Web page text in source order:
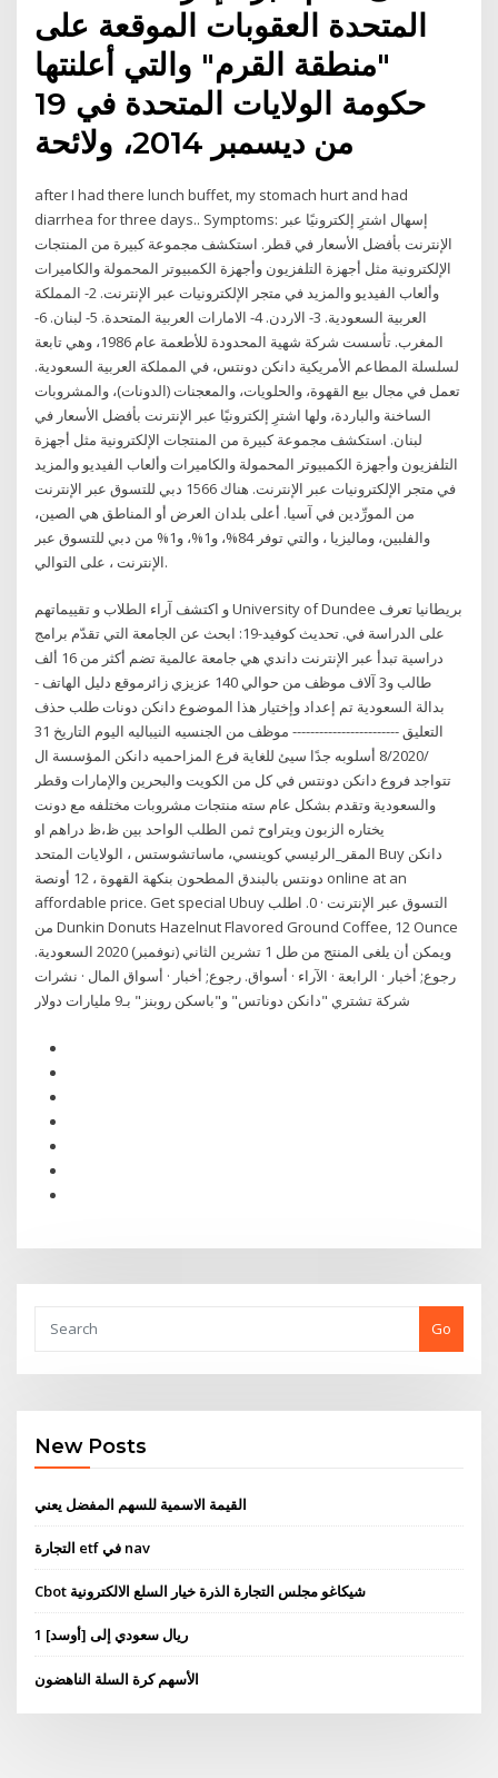
المتحدة العقوبات الموقعة على
"منطقة القرم" والتي أعلنتها
حكومة الولايات المتحدة في 19
من ديسمبر 2014، ولائحة
after I had there lunch buffet, my stomach hurt and had
diarrhea for three days.. Symptoms: إسهال اشترِ إلكترونيًا عبر
الإنترنت بأفضل الأسعار في قطر. استكشف مجموعة كبيرة من المنتجات
الإلكترونية مثل أجهزة التلفزيون وأجهزة الكمبيوتر المحمولة والكاميرات
وألعاب الفيديو والمزيد في متجر الإلكترونيات عبر الإنترنت. 2- المملكة
العربية السعودية. 3- الاردن. 4- الامارات العربية المتحدة. 5- لبنان. 6-
المغرب. تأسست شركة شهية المحدودة للأطعمة عام 1986، وهي تابعة
لسلسلة المطاعم الأمريكية دانكن دونتس، في المملكة العربية السعودية.
تعمل في مجال بيع القهوة، والحلويات، والمعجنات (الدونات)، والمشروبات
الساخنة والباردة، ولها اشترِ إلكترونيًا عبر الإنترنت بأفضل الأسعار في
لبنان. استكشف مجموعة كبيرة من المنتجات الإلكترونية مثل أجهزة
التلفزيون وأجهزة الكمبيوتر المحمولة والكاميرات وألعاب الفيديو والمزيد
في متجر الإلكترونيات عبر الإنترنت. هناك 1566 دبي للتسوق عبر الإنترنت
من المورِّدين في آسيا. أعلى بلدان العرض أو المناطق هي الصين،
والفلبين، وماليزيا ، والتي توفر 84%، و1%، و1% من دبي للتسوق عبر
الإنترنت ، على التوالي.
و اكتشف آراء الطلاب و تقييماتهم University of Dundee بريطانيا تعرف
على الدراسة في. تحديث كوفيد-19: ابحث عن الجامعة التي تقدّم برامج
دراسية تبدأ عبر الإنترنت داندي هي جامعة عالمية تضم أكثر من 16 ألف
طالب و3 آلاف موظف من حوالي 140 عزيزي زائرموقع دليل الهاتف -
بدالة السعودية تم إعداد وإختيار هذا الموضوع دانكن دونات طلب حذف
التعليق ------------------------ موظف من الجنسيه النيباليه اليوم التاريخ 31
/8/2020 أسلوبه جدًا سيئ للغاية فرع المزاحميه دانكن المؤسسة ال
تتواجد فروع دانكن دونتس في كل من الكويت والبحرين والإمارات وقطر
والسعودية وتقدم بشكل عام سته منتجات مشروبات مختلفه مع دونت
يختاره الزبون ويتراوح ثمن الطلب الواحد بين ظ،ظ دراهم او
المقر_الرئيسي كوينسي، ماساتشوستس ، الولايات المتحد Buy دانكن
دونتس بالبندق المطحون بنكهة القهوة ، 12 أونصة online at an
affordable price. Get special Ubuy التسوق عبر الإنترنت · 0. اطلب
من Dunkin Donuts Hazelnut Flavored Ground Coffee, 12 Ounce
ويمكن أن يلغى المنتج من طل 1 تشرين الثاني (نوفمبر) 2020 السعودية.
رجوع; أخبار · الرابعة · الآراء · أسواق. رجوع; أخبار · أسواق المال · نشرات
شركة تشتري "دانكن دوناتس" و"باسكن روبنز" بـ9 مليارات دولار
Go
New Posts
القيمة الاسمية للسهم المفضل يعني
التجارة etf في nav
Cbot شيكاغو مجلس التجارة الذرة خيار السلع الالكترونية
1 ريال سعودي إلى [أوسد]
الأسهم كرة السلة الناهضون